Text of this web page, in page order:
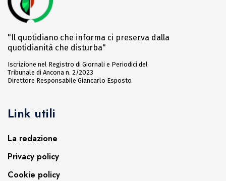
"Il quotidiano che informa ci preserva dalla
quotidianità che disturba"
Iscrizione nel Registro di Giornali e Periodici del
Tribunale di Ancona n. 2/2023
Direttore Responsabile Giancarlo Esposto
Link utili
La redazione
Privacy policy
Cookie policy